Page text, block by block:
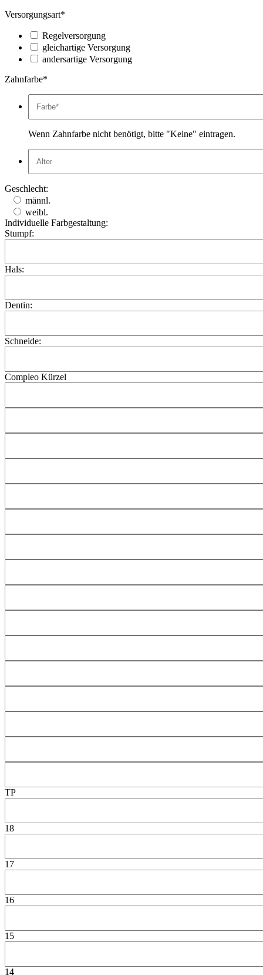
Versorgungsart*
Regelversorgung
gleichartige Versorgung
andersartige Versorgung
Zahnfarbe*
Wenn Zahnfarbe nicht benötigt, bitte "Keine" eintragen.
Geschlecht:
männl.
weibl.
Individuelle Farbgestaltung:
Stumpf:
Hals:
Dentin:
Schneide:
Compleo Kürzel
TP
18
17
16
15
14